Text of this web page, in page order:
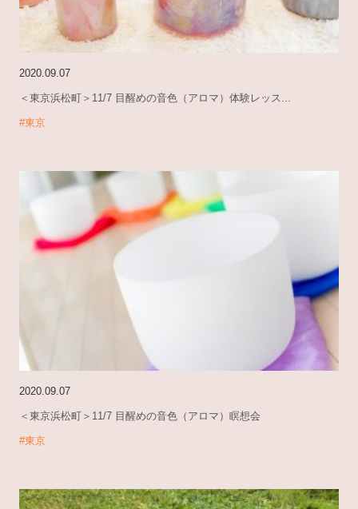
2020.09.07
＜東京浜松町＞11/7 目醒めの音色（アロマ）体験レッス...
#東京
2020.09.07
＜東京浜松町＞11/7 目醒めの音色（アロマ）瞑想会
#東京